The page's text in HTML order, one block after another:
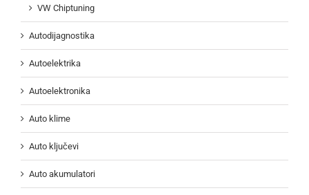
VW Chiptuning
Autodijagnostika
Autoelektrika
Autoelektronika
Auto klime
Auto ključevi
Auto akumulatori